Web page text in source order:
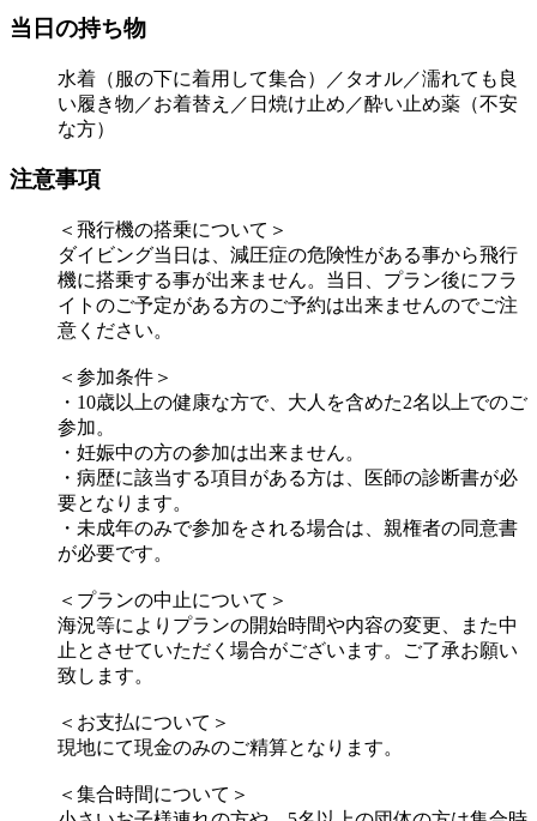
当日の持ち物
水着（服の下に着用して集合）／タオル／濡れても良
い履き物／お着替え／日焼け止め／酔い止め薬（不安
な方）
注意事項
＜飛行機の搭乗について＞
ダイビング当日は、減圧症の危険性がある事から飛行
機に搭乗する事が出来ません。当日、プラン後にフラ
イトのご予定がある方のご予約は出来ませんのでご注
意ください。
＜参加条件＞
・10歳以上の健康な方で、大人を含めた2名以上でのご
参加。
・妊娠中の方の参加は出来ません。
・病歴に該当する項目がある方は、医師の診断書が必
要となります。
・未成年のみで参加をされる場合は、親権者の同意書
が必要です。
＜プランの中止について＞
海況等によりプランの開始時間や内容の変更、また中
止とさせていただく場合がございます。ご了承お願い
致します。
＜お支払について＞
現地にて現金のみのご精算となります。
＜集合時間について＞